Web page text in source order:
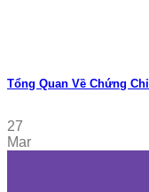
Tổng Quan Về Chứng
27
Mar